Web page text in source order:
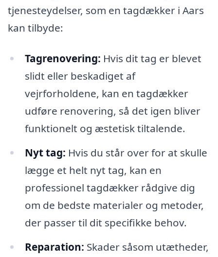
tjenesteydelser, som en tagdækker i Aars
kan tilbyde:
Tagrenovering: Hvis dit tag er blevet
slidt eller beskadiget af
vejrforholdene, kan en tagdækker
udføre renovering, så det igen bliver
funktionelt og æstetisk tiltalende.
Nyt tag: Hvis du står over for at skulle
lægge et helt nyt tag, kan en
professionel tagdækker rådgive dig
om de bedste materialer og metoder,
der passer til dit specifikke behov.
Reparation: Skader såsom utætheder,